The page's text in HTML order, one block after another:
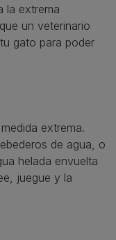
la extrema
un veterinario
gato para poder
extrema.
de agua, o
helada envuelta
juegue y la